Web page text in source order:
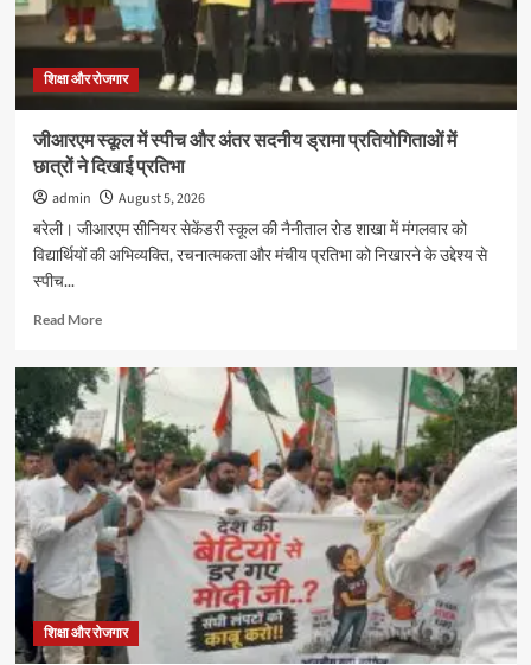
की
अंतिम
तिथि
16
अगस्त
बढ़ी
शिक्षा और रोजगार
जीआरएम स्कूल में स्पीच और अंतर सदनीय ड्रामा प्रतियोगिताओं में
छात्रों ने दिखाई प्रतिभा
admin
August 5, 2026
बरेली। जीआरएम सीनियर सेकेंडरी स्कूल की नैनीताल रोड शाखा में मंगलवार को
विद्यार्थियों की अभिव्यक्ति, रचनात्मकता और मंचीय प्रतिभा को निखारने के उद्देश्य से
स्पीच...
Read MoreRead
जीआरएम
स्कूल
में
स्पीच
और
अंतर
सदनीय
ड्रामा
प्रतियोगिताओं
में
छात्रों
ने
दिखाई
शिक्षा और रोजगार